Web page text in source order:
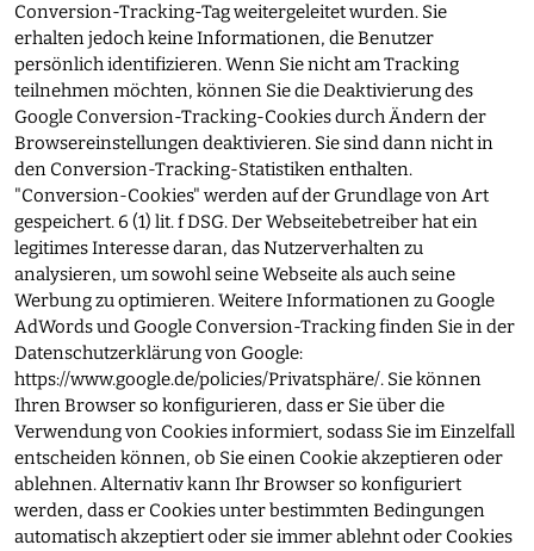
Conversion-Tracking-Tag weitergeleitet wurden. Sie
erhalten jedoch keine Informationen, die Benutzer
persönlich identifizieren. Wenn Sie nicht am Tracking
teilnehmen möchten, können Sie die Deaktivierung des
Google Conversion-Tracking-Cookies durch Ändern der
Browsereinstellungen deaktivieren. Sie sind dann nicht in
den Conversion-Tracking-Statistiken enthalten.
"Conversion-Cookies" werden auf der Grundlage von Art
gespeichert. 6 (1) lit. f DSG. Der Webseitebetreiber hat ein
legitimes Interesse daran, das Nutzerverhalten zu
analysieren, um sowohl seine Webseite als auch seine
Werbung zu optimieren. Weitere Informationen zu Google
AdWords und Google Conversion-Tracking finden Sie in der
Datenschutzerklärung von Google:
https://www.google.de/policies/Privatsphäre/. Sie können
Ihren Browser so konfigurieren, dass er Sie über die
Verwendung von Cookies informiert, sodass Sie im Einzelfall
entscheiden können, ob Sie einen Cookie akzeptieren oder
ablehnen. Alternativ kann Ihr Browser so konfiguriert
werden, dass er Cookies unter bestimmten Bedingungen
automatisch akzeptiert oder sie immer ablehnt oder Cookies